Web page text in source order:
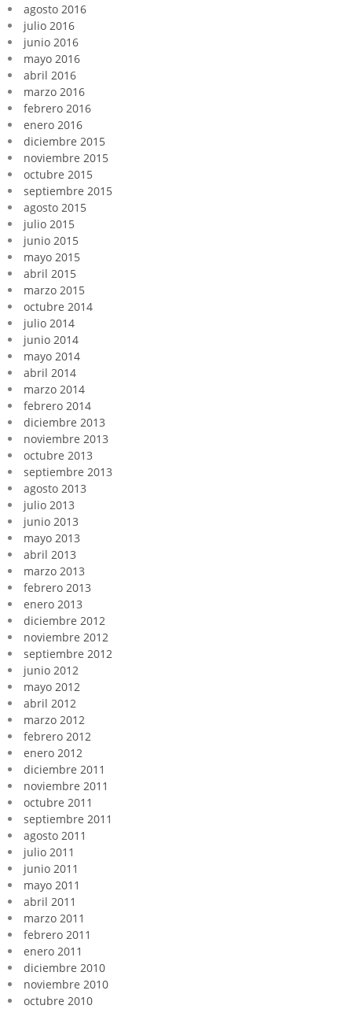
agosto 2016
julio 2016
junio 2016
mayo 2016
abril 2016
marzo 2016
febrero 2016
enero 2016
diciembre 2015
noviembre 2015
octubre 2015
septiembre 2015
agosto 2015
julio 2015
junio 2015
mayo 2015
abril 2015
marzo 2015
octubre 2014
julio 2014
junio 2014
mayo 2014
abril 2014
marzo 2014
febrero 2014
diciembre 2013
noviembre 2013
octubre 2013
septiembre 2013
agosto 2013
julio 2013
junio 2013
mayo 2013
abril 2013
marzo 2013
febrero 2013
enero 2013
diciembre 2012
noviembre 2012
septiembre 2012
junio 2012
mayo 2012
abril 2012
marzo 2012
febrero 2012
enero 2012
diciembre 2011
noviembre 2011
octubre 2011
septiembre 2011
agosto 2011
julio 2011
junio 2011
mayo 2011
abril 2011
marzo 2011
febrero 2011
enero 2011
diciembre 2010
noviembre 2010
octubre 2010